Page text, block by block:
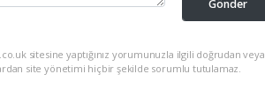
Gönder
sitesine yaptığınız yorumunuzla ilgili doğrudan veya
site yönetimi hiçbir şekilde sorumlu tutulamaz.